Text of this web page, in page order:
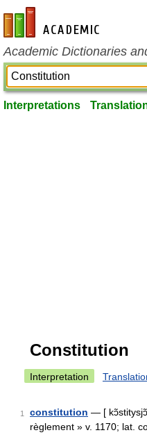
en-academic.com
Academic Dictionaries
Interpretations
Constitution
Interpretation
1 constitution — [
règlement » v. 1170; lat.